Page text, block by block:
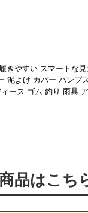
きやすい スマートな
泥よけ カバー パンプ
ース ゴム 釣り 雨具
品はこち